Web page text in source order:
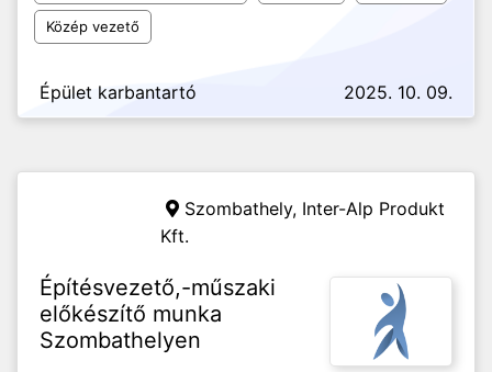
Közép vezető
Épület karbantartó 2025. 10. 09.
Szombathely, Inter-Alp Produkt
Kft.
Építésvezető,-műszaki
előkészítő munka
Szombathelyen